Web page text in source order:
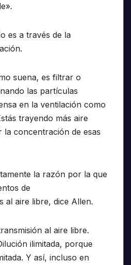
es a través de la
suena, es filtrar o
las partículas
en la ventilación como
trayendo más aire
concentración de esas
la razón por la que
de
al aire libre, dice Allen.
al aire libre.
ilimitada, porque
Y así, incluso en